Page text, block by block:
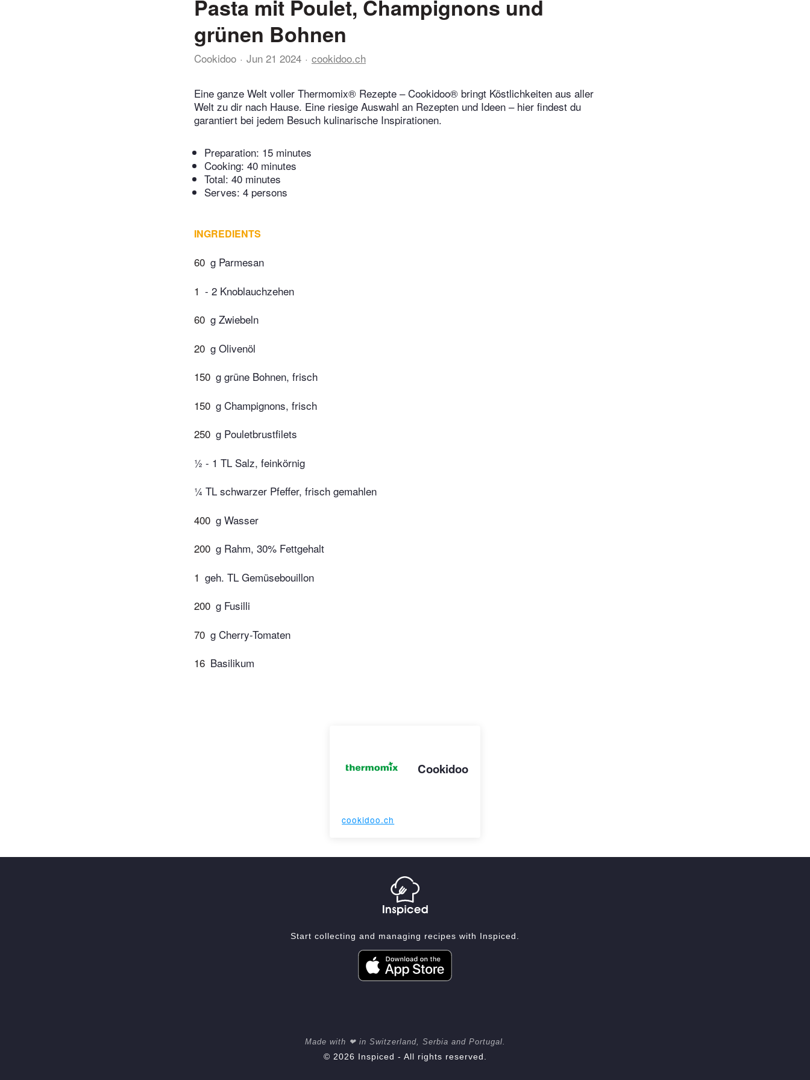
Pasta mit Poulet, Champignons und
grünen Bohnen
Cookidoo Jun 21 2024 cookidoo.ch
Eine ganze Welt voller Thermomix® Rezepte – Cookidoo® bringt Köstlichkeiten aus aller
Welt zu dir nach Hause. Eine riesige Auswahl an Rezepten und Ideen – hier findest du
garantiert bei jedem Besuch kulinarische Inspirationen.
Preparation: 15 minutes
Cooking: 40 minutes
Total: 40 minutes
Serves: 4 persons
INGREDIENTS
60 g Parmesan
1 - 2 Knoblauchzehen
60 g Zwiebeln
20 g Olivenöl
150 g grüne Bohnen, frisch
150 g Champignons, frisch
250 g Pouletbrustfilets
½ - 1 TL Salz, feinkörnig
¼ TL schwarzer Pfeffer, frisch gemahlen
400 g Wasser
200 g Rahm, 30% Fettgehalt
1 geh. TL Gemüsebouillon
200 g Fusilli
70 g Cherry-Tomaten
16 Basilikum
Cookidoo
cookidoo.ch
Start collecting and managing recipes with Inspiced.
Made with ❤ in Switzerland, Serbia and Portugal.
© 2026 Inspiced - All rights reserved.